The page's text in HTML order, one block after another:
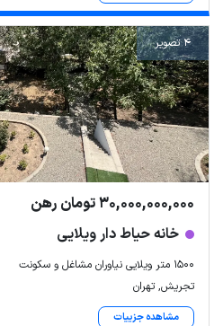
4 تصویر
30,000,000,000 تومان رهن
خانه حیاط دار ویلایی
۱۵۰۰ متر ویلایی نیاوران مشاغل و سکونت
تجریش, تهران
مشاهده جزییات